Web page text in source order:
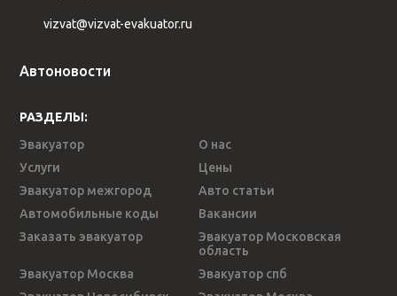
vizvat@vizvat-evakuator.ru
Автоновости
РАЗДЕЛЫ:
Эвакуатор
О нас
Услуги
Цены
Эвакуатор межгород
Авто статьи
Автомобильные коды
Вакансии
Заказать эвакуатор
Эвакуатор Московская
область
Эвакуатор Москва
Эвакуатор спб